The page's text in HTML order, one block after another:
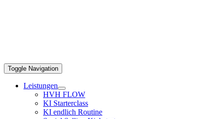
Toggle Navigation
Leistungen
HVH FLOW
KI Starterclass
KI endlich Routine